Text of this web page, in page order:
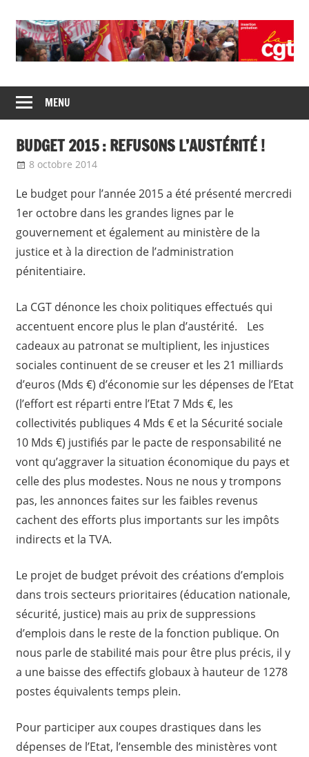
content
CGT
insertion
probation
de
syndicats
CGT
insertion
probation
MENU
BUDGET 2015 : REFUSONS L’AUSTÉRITÉ !
8 octobre 2014
Le budget pour l’année 2015 a été présenté mercredi
1er octobre dans les grandes lignes par le
gouvernement et également au ministère de la
justice et à la direction de l’administration
pénitentiaire.
La CGT dénonce les choix politiques effectués qui
accentuent encore plus le plan d’austérité. Les
cadeaux au patronat se multiplient, les injustices
sociales continuent de se creuser et les 21 milliards
d’euros (Mds €) d’économie sur les dépenses de l’Etat
(l’effort est réparti entre l’Etat 7 Mds €, les
collectivités publiques 4 Mds € et la Sécurité sociale
10 Mds €) justifiés par le pacte de responsabilité ne
vont qu’aggraver la situation économique du pays et
celle des plus modestes. Nous ne nous y trompons
pas, les annonces faites sur les faibles revenus
cachent des efforts plus importants sur les impôts
indirects et la TVA.
Le projet de budget prévoit des créations d’emplois
dans trois secteurs prioritaires (éducation nationale,
sécurité, justice) mais au prix de suppressions
d’emplois dans le reste de la fonction publique. On
nous parle de stabilité mais pour être plus précis, il y
a une baisse des effectifs globaux à hauteur de 1278
postes équivalents temps plein.
Pour participer aux coupes drastiques dans les
dépenses de l’Etat, l’ensemble des ministères vont